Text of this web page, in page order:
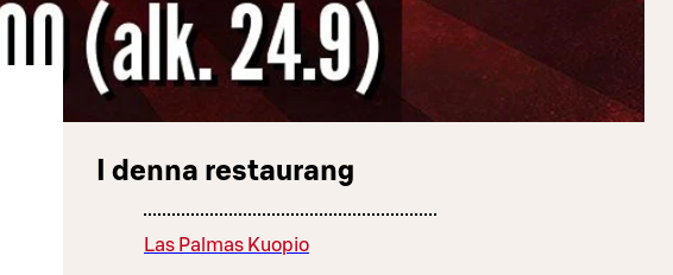
I denna restaurang
Las Palmas Kuopio